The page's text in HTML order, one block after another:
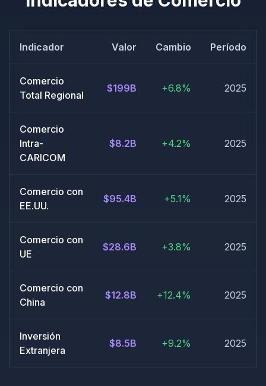
Indicador Valor Cambio Período
Comercio
Total Regional
$199B +6.8% 2025
Comercio
Intra-
CARICOM
$8.2B +4.2% 2025
Comercio con
EE.UU.
$95.4B +5.1% 2025
Comercio con
UE
$28.6B +3.8% 2025
Comercio con
China
$12.8B +12.4% 2025
Inversión
Extranjera
$8.5B +9.2% 2025